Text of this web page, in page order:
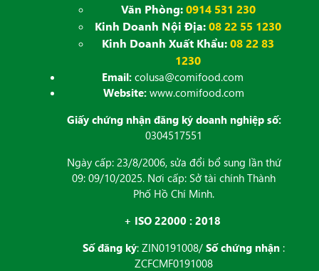
Văn Phòng: 0914 531 230
Kinh Doanh Nội Địa:08 22 55 1230
Kinh Doanh Xuất Khẩu:08 22 83
1230
Email:colusa@comifood.com
Website: www.comifood.com
Giấy chứng nhận đăng ký doanh nghiệp số:
0304517551
Ngày cấp: 23/8/2006, sửa đổi bổ sung lần thứ
09: 09/10/2025. Nơi cấp: Sở tài chính Thành
Phố Hồ Chí Minh.
+ ISO 22000 : 2018
Số đăng ký: ZIN0191008/ Số chứng nhận :
ZCFCMF0191008